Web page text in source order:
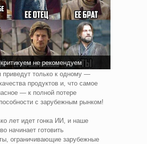
не рекомендуем
приведут только к одному —
продуктов и, что самое
— к полной потере
с зарубежным рынком!
лет идет гонка ИИ, и наше
начинает готовить
ограничивающие зарубежные